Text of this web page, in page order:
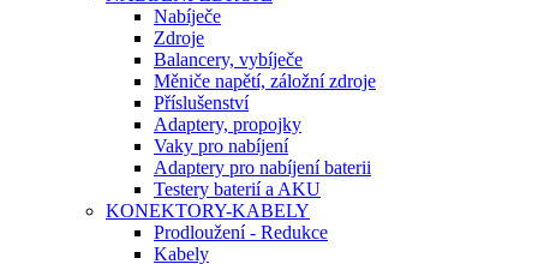
Nabíječe
Zdroje
Balancery, vybíječe
Měniče napětí, záložní zdroje
Příslušenství
Adaptery, propojky
Vaky pro nabíjení
Adaptery pro nabíjení baterii
Testery baterií a AKU
KONEKTORY-KABELY
Prodloužení - Redukce
Kabely